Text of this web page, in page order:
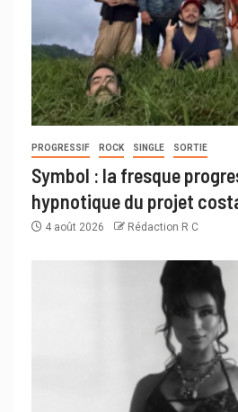
PROGRESSIF ROCK SINGLE SORTIE
Symbol : la fresque
hypnotique du projet
4 août 2026 Rédaction R C